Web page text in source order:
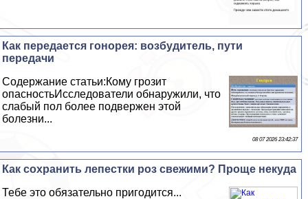
Как передается гoнopeя: возбудитель, пути
передачи
Содержание статьи:Кому грозит
опасностьИсследователи обнаружили, что
слабый пол более подвержен этой
болезни...
08 07 2026 23:42:37
Как сохранить лепестки роз свежими? Проще некуда
Тебе это обязательно пригодится...